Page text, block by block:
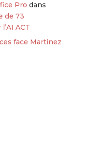
Pro dans
de 73
ACT
face Martinez